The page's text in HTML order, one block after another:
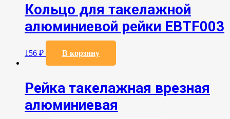
Кольцо для такелажной
алюминиевой рейки EBTF003
156 ₽ В корзину
Рейка такелажная врезная
алюминиевая